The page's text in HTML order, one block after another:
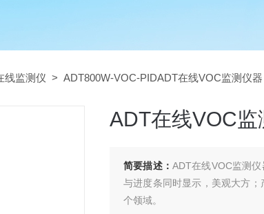
线监测仪 > ADT800W-VOC-PIDADT在线VOC监测仪器
ADT在线VOC监
简要描述： ADT在线VOC监测
与进度条同时显示，美观大方
个领域。